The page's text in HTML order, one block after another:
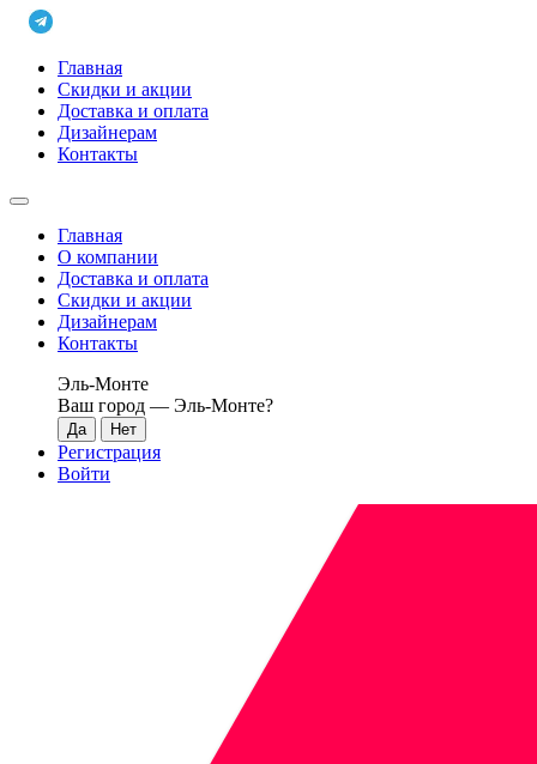
Главная
Скидки и акции
Доставка и оплата
Дизайнерам
Контакты
Главная
О компании
Доставка и оплата
Скидки и акции
Дизайнерам
Контакты
Эль-Монте
Ваш город — Эль-Монте?
Регистрация
Войти